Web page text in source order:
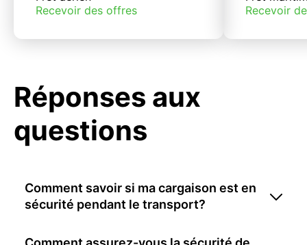
Recevoir des offres
Recevoir
Réponses aux
questions
Comment savoir si ma cargaison est en
sécurité pendant le transport?